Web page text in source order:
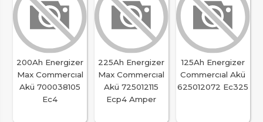
200Ah Energizer
Max Commercıal
Akü 700038105
Ec4
225Ah Energizer
Max Commercıal
Akü 725012115
Ecp4 Amper
125Ah Energizer
Commercıal Akü
625012072 Ec325